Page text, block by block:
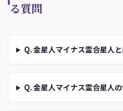
る質問
Q. 金星人マイナス霊合星人
Q. 金星人マイナス霊合星人